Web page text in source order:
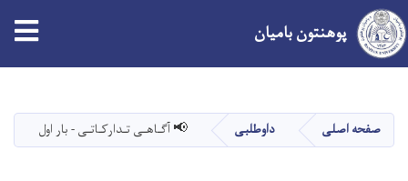
main
content
پوهنتون بامیان
صفحه اصلی داوطلبی 📢 آگـاهـی تـدارکـاتـی - بار اول